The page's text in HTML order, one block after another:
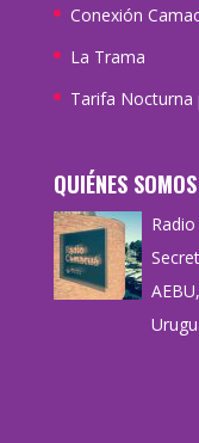
Conexión
La Trama
Tarifa Nocturna
QUIÉNES SOMOS